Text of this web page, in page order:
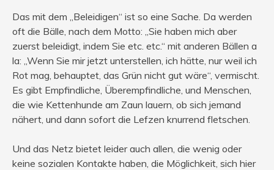
Das mit dem „Beleidigen“ ist so eine Sache. Da werden
oft die Bälle, nach dem Motto: „Sie haben mich aber
zuerst beleidigt, indem Sie etc. etc.“ mit anderen Bällen a
la: „Wenn Sie mir jetzt unterstellen, ich hätte, nur weil ich
Rot mag, behauptet, das Grün nicht gut wäre“, vermischt.
Es gibt Empfindliche, Überempfindliche, und Menschen,
die wie Kettenhunde am Zaun lauern, ob sich jemand
nähert, und dann sofort die Lefzen knurrend fletschen.
Und das Netz bietet leider auch allen, die wenig oder
keine sozialen Kontakte haben, die Möglichkeit, sich hier